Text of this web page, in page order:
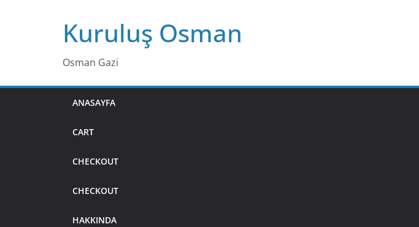
Kuruluş Osman
Osman Gazi
ANASAYFA
CART
CHECKOUT
CHECKOUT
HAKKINDA